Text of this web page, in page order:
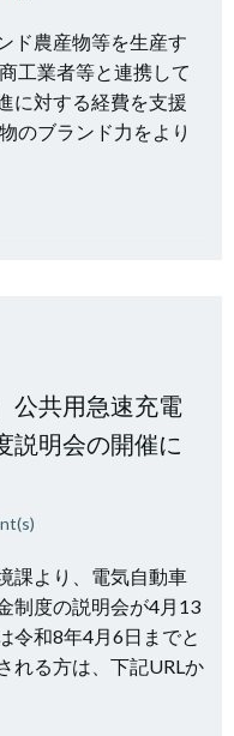
ド農産物等を生産す
工業者等と連携して
に対する経費を支援
のブランド力をより
公共用急速充電
説明会の開催に
課より、電気自動車
制度の説明会が4月13
和8年4月6日までと
れる方は、下記URLか